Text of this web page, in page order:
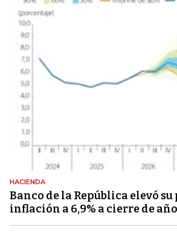
HACIENDA
Banco de la República elevó
inflación a 6,9% a cierre de